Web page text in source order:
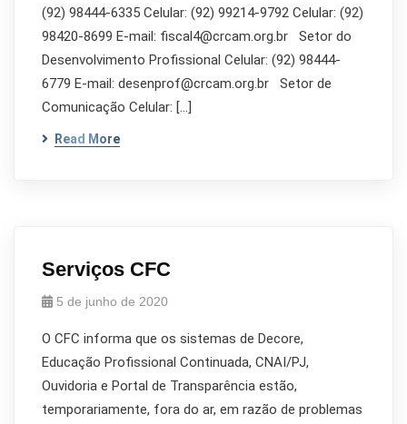
(92) 98444-6335 Celular: (92) 99214-9792 Celular: (92)
98420-8699 E-mail: fiscal4@crcam.org.br Setor do
Desenvolvimento Profissional Celular: (92) 98444-
6779 E-mail: desenprof@crcam.org.br Setor de
Comunicação Celular: […]
Read More
Serviços CFC
5 de junho de 2020
O CFC informa que os sistemas de Decore,
Educação Profissional Continuada, CNAI/PJ,
Ouvidoria e Portal de Transparência estão,
temporariamente, fora do ar, em razão de problemas